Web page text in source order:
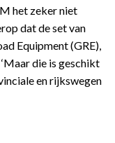
het zeker niet
dat de set van
Equipment (GRE),
‘Maar die is geschikt
en rijkswegen